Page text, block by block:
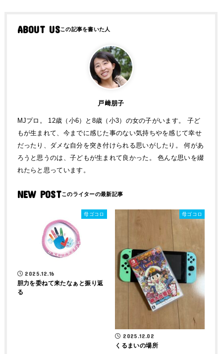
ABOUT US
戸﨑朋子
MJプロ。 12歳（小6）と8歳（小3）の女の子がいます。 子ど
もが生まれて、今までに感じた事のない気持ちやを感じて幸せ
だったり、ダメな自分を突き付けられる思いがしたり。 何があ
ろうと思うのは、子どもが生まれて良かった。 色んな思いを綴
れたらと思っています。
NEW POST
母ゴコロ
2025.12.16
胆力を委ねて来たなぁと振り返
る
母ゴコロ
2025.12.02
くるまいの場所